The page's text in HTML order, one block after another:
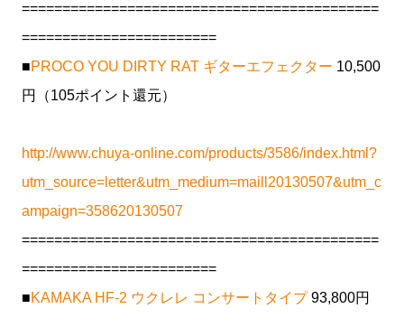
============================================
========================
■PROCO YOU DIRTY RAT ギターエフェクター 10,500
円（105ポイント還元）
http://www.chuya-online.com/products/3586/index.html?
utm_source=letter&utm_medium=maill20130507&utm_c
ampaign=358620130507
============================================
========================
■KAMAKA HF-2 ウクレレ コンサートタイプ93,800円